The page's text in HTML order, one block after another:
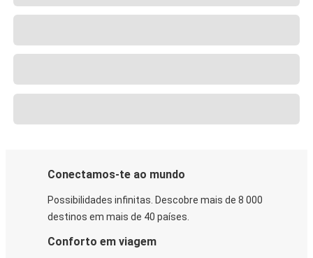
Conectamos-te ao mundo
Possibilidades infinitas. Descobre mais de 8 000
destinos em mais de 40 países.
Conforto em viagem